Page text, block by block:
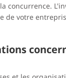
de votre